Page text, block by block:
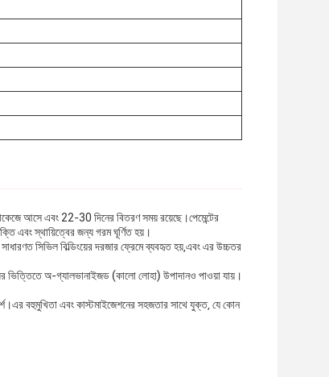
আসে এবং 22-30 দিনের বিতরণ সময় রয়েছে।পেমেন্টের
এবং স্থায়িত্বের জন্য গরম ঘূর্ণিত হয়।
সিভিল বিল্ডিংয়ের দরজার ফ্রেমে ব্যবহৃত হয়,এবং এর উচ্চতর
অ-গ্যালভানাইজড (কালো লোহা) উপাদানও পাওয়া যায়।
বহুমুখিতা এবং কাস্টমাইজেশনের সহজতার সাথে যুক্ত, যে কোন